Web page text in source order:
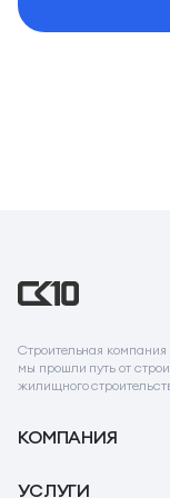
Строительная компания
мы прошли путь от
жилищного
КОМПАНИЯ
О компании
УСЛУГИ